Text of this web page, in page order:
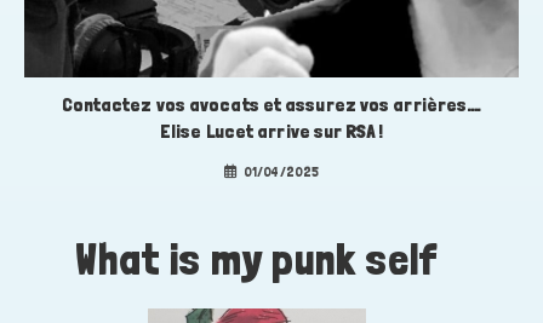
Contactez vos avocats et assurez vos arrières….
Elise Lucet arrive sur RSA !
01/04/2025
What is my punk self